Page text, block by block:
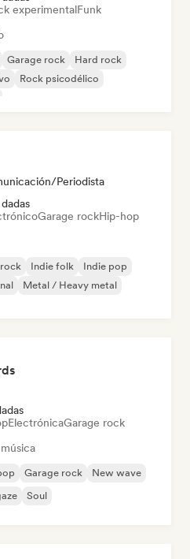
experimentalFunk
Garage rock
Hard rock
Rock psicodélico
Periodista
Garage rockHip-hop
Indie folk
Indie pop
Metal / Heavy metal
ElectrónicaGarage rock
Garage rock
New wave
Soul